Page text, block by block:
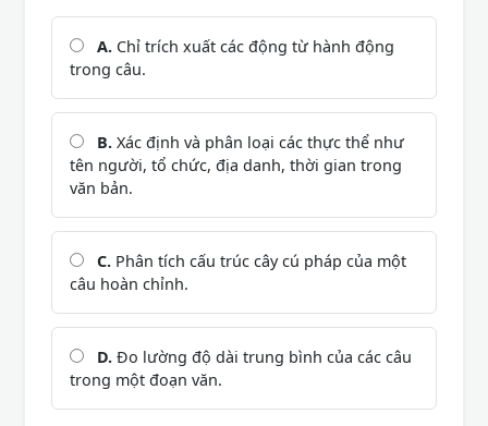
A. Chỉ trích xuất các động từ hành động
trong câu.
B. Xác định và phân loại các thực thể như
tên người, tổ chức, địa danh, thời gian trong
văn bản.
C. Phân tích cấu trúc cây cú pháp của một
câu hoàn chỉnh.
D. Đo lường độ dài trung bình của các câu
trong một đoạn văn.